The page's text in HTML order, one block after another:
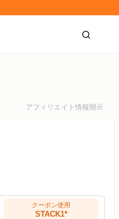
アフィリエイト情報開示
クーポン使用
STACK1*